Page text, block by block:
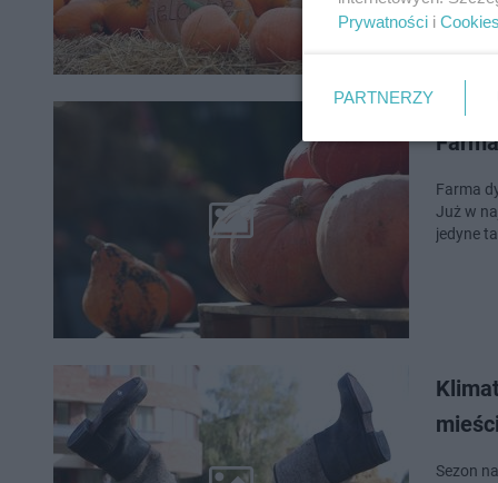
Farma
Już w
jedyne
Sezon
Prywatności i Cookies
PARTNERZY